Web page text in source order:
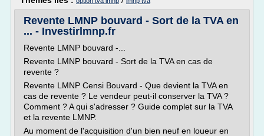
Revente LMNP bouvard - Sort de la TVA en
... - Investirlmnp.fr
Revente LMNP bouvard -...
Revente LMNP bouvard - Sort de la TVA en cas de
revente ?
Revente LMNP Censi Bouvard - Que devient la TVA en
cas de revente ? Le vendeur peut-il conserver la TVA ?
Comment ? A qui s'adresser ? Guide complet sur la TVA
et la revente LMNP.
Au moment de l'acquisition d'un bien neuf en loueur en